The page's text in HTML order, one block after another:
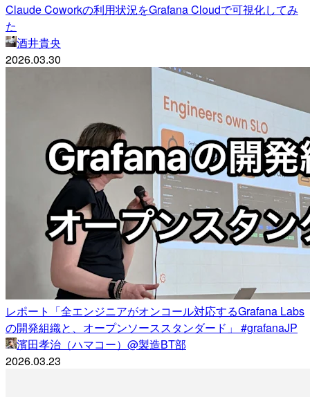
Claude Coworkの利用状況をGrafana Cloudで可視化してみ
た
酒井貴央
2026.03.30
レポート「全エンジニアがオンコール対応するGrafana Labs
の開発組織と、オープンソーススタンダード」 #grafanaJP
濱田孝治（ハマコー）@製造BT部
2026.03.23